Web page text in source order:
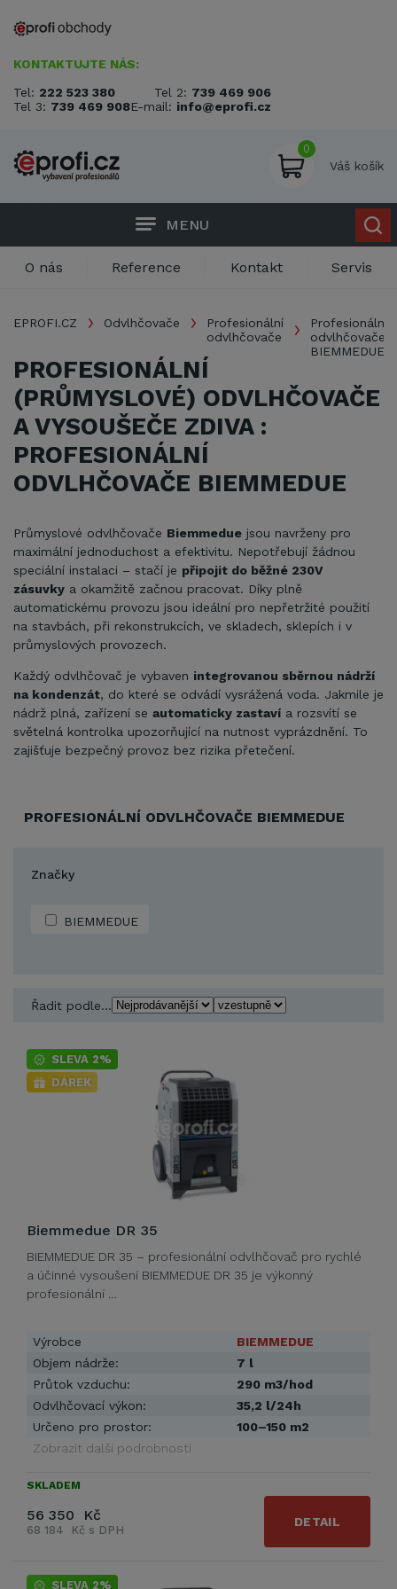
KONTAKTUJTE NÁS:
Tel: 222 523 380 Tel 2: 739 469 906
Tel 3: 739 469 908E-mail: info@eprofi.cz
0
Váš košík
MENU
O nás Reference Kontakt Servis
EPROFI.CZ Odvlhčovače
Profesionální
odvlhčovače
Profesionální
odvlhčovače
BIEMMEDUE
PROFESIONÁLNÍ
(PRŮMYSLOVÉ) ODVLHČOVAČE
A VYSOUŠEČE ZDIVA :
PROFESIONÁLNÍ
ODVLHČOVAČE BIEMMEDUE
Průmyslové odvlhčovače Biemmedue jsou navrženy pro
maximální jednoduchost a efektivitu. Nepotřebují žádnou
speciální instalaci – stačí je připojit do běžné 230V
zásuvky a okamžitě začnou pracovat. Díky plně
automatickému provozu jsou ideální pro nepřetržité použití
na stavbách, při rekonstrukcích, ve skladech, sklepích i v
průmyslových provozech.
Každý odvlhčovač je vybaven integrovanou sběrnou nádrží
na kondenzát, do které se odvádí vysrážená voda. Jakmile je
nádrž plná, zařízení se automaticky zastaví a rozsvítí se
světelná kontrolka upozorňující na nutnost vyprázdnění. To
zajišťuje bezpečný provoz bez rizika přetečení.
PROFESIONÁLNÍ ODVLHČOVAČE BIEMMEDUE
Značky
BIEMMEDUE
Řadit podle...
SLEVA 2%
DÁREK
Biemmedue DR 35
BIEMMEDUE DR 35 – profesionální odvlhčovač pro rychlé
a účinné vysoušení BIEMMEDUE DR 35 je výkonný
profesionální …
Výrobce
BIEMMEDUE
Objem nádrže:
7 l
Průtok vzduchu:
290 m3/hod
Odvlhčovací výkon:
35,2 l/24h
Určeno pro prostor:
100–150 m2
Zobrazit další podrobnosti
SKLADEM
56 350 Kč
68 184 Kč s DPH
DETAIL
SLEVA 2%